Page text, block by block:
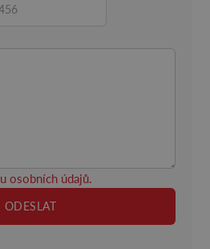
osobních údajů.